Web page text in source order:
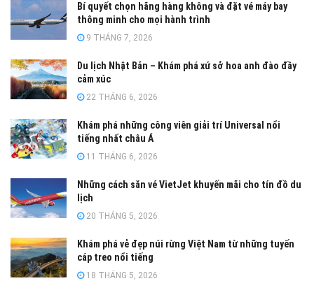
Bí quyết chọn hãng hàng không và đặt vé máy bay
thông minh cho mọi hành trình
9 THÁNG 7, 2026
Du lịch Nhật Bản – Khám phá xứ sở hoa anh đào đầy
cảm xúc
22 THÁNG 6, 2026
Khám phá những công viên giải trí Universal nổi
tiếng nhất châu Á
11 THÁNG 6, 2026
Những cách săn vé VietJet khuyến mãi cho tín đồ du
lịch
20 THÁNG 5, 2026
Khám phá vẻ đẹp núi rừng Việt Nam từ những tuyến
cáp treo nổi tiếng
18 THÁNG 5, 2026